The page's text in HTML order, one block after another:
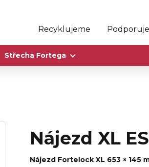
Recyklujeme
Střecha Fortega
Nájezd XL
Nájezd Fortelock XL 653 × 145